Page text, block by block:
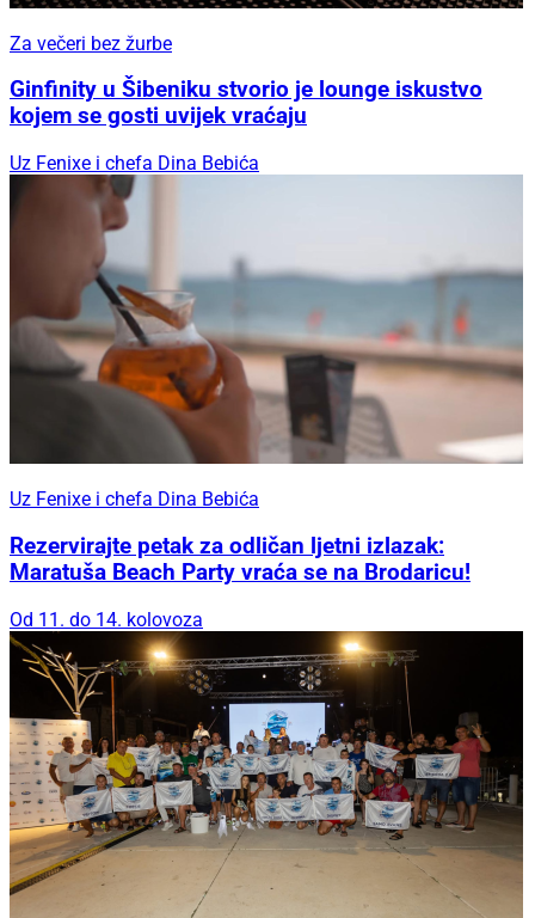
Za večeri bez žurbe
Ginfinity u Šibeniku stvorio je lounge iskustvo
kojem se gosti uvijek vraćaju
Uz Fenixe i chefa Dina Bebića
Uz Fenixe i chefa Dina Bebića
Rezervirajte petak za odličan ljetni izlazak:
Maratuša Beach Party vraća se na Brodaricu!
Od 11. do 14. kolovoza